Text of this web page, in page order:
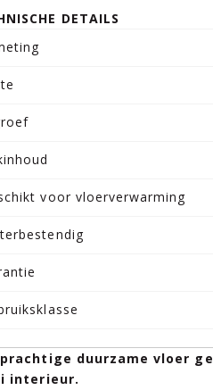
DETAILS
voor vloerverwarming
prachtige duurzame vloer
interieur.